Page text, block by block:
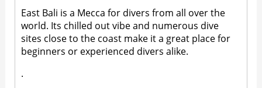
East Bali is a Mecca for divers from all over the
world. Its chilled out vibe and numerous dive
sites close to the coast make it a great place for
beginners or experienced divers alike.
.